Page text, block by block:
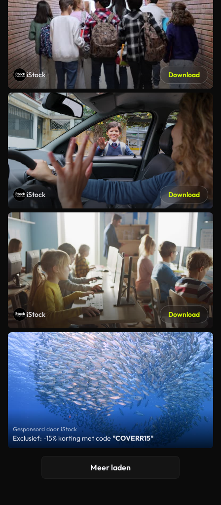
iStock Download
iStock Download
iStock Download
Gesponsord door iStock
Exclusief: -15% korting met code "COVERR15"
Meer laden